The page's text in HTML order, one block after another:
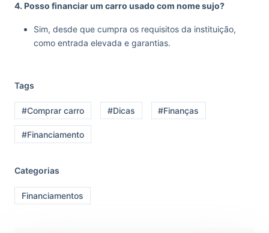
4. Posso financiar um carro usado com nome sujo?
Sim, desde que cumpra os requisitos da instituição,
como entrada elevada e garantias.
Tags
#Comprar carro #Dicas #Finanças
#Financiamento
Categorias
Financiamentos